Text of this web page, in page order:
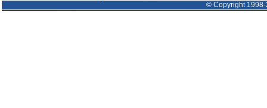
© Copyright 1998-